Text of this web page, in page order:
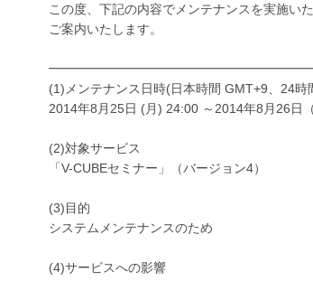
この度、下記の内容でメンテナンスを実施いた
ご案内いたします。
(1)メンテナンス日時(日本時間 GMT+9、24時
2014年8月25日 (月) 24:00 ～2014年8月26日
(2)対象サービス
「V-CUBEセミナー」（バージョン4）
(3)目的
システムメンテナンスのため
(4)サービスへの影響